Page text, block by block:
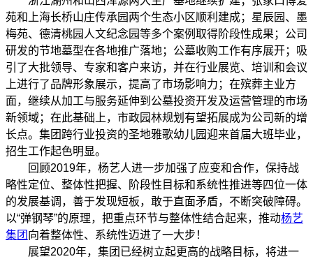
苑和上海长桥山庄传承园两个生态小区顺利建成；星辰园、墨
梅苑、德清桃园人文纪念园等多个案例取得阶段性成果；公司
研发的节地墓型在各地推广落地；公墓收购工作有序展开；吸
引了大批领导、专家和客户来访，并在行业展览、培训和会议
上进行了品牌形象展示，提高了市场影响力；在殡葬主业方
面，继续从加工与服务延伸到公墓投资开发及运营管理的市场
新领域；在此基础上，市政园林规划有望拓展成为公司新的增
长点。集团跨行业投资的圣地雅歌幼儿园迎来首届大班毕业，
招生工作起色明显。
回顾2019年，杨艺人进一步加强了应变和合作，保持战
略性定位、整体性把握、阶段性目标和系统性推进等四位一体
的发展基调，善于发现短板，敢于直面矛盾，不断突破障碍。
以“弹钢琴”的原理，把重点环节与整体性结合起来，推动杨艺
集团 向着整体性、系统性迈进了一大步！
展望2020年，集团已经树立起更高的战略目标，将进一